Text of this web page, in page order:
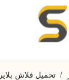
تحميل فلاش بلاير 2026 كامل مجانا – Adobe Flash Player 2026